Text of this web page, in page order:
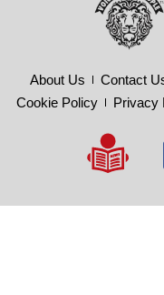
About Us Contact
Cookie Policy
Privacy